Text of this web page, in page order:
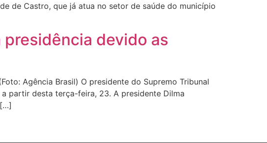
de Castro, que já atua no setor de saúde do município
devido as
Agência Brasil) O presidente do Supremo Tribunal
partir desta terça-feira, 23. A presidente Dilma